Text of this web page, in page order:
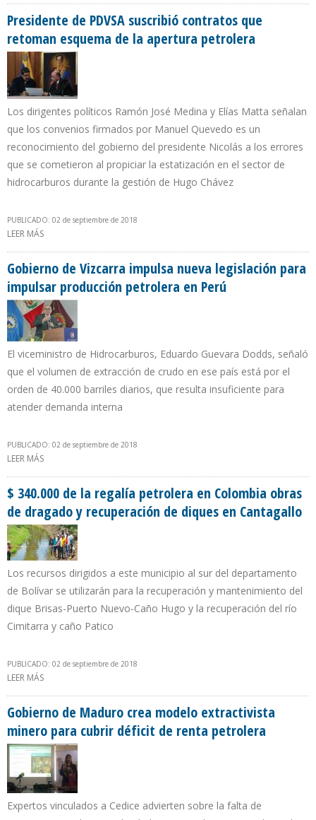
Presidente de PDVSA suscribió contratos que
retoman esquema de la apertura petrolera
Los dirigentes políticos Ramón José Medina y Elías Matta señalan
que los convenios firmados por Manuel Quevedo es un
reconocimiento del gobierno del presidente Nicolás a los errores
que se cometieron al propiciar la estatización en el sector de
hidrocarburos durante la gestión de Hugo Chávez
PUBLICADO: 02 de septiembre de 2018
LEER MÁS
Gobierno de Vizcarra impulsa nueva legislación para
impulsar producción petrolera en Perú
El viceministro de Hidrocarburos, Eduardo Guevara Dodds, señaló
que el volumen de extracción de crudo en ese país está por el
orden de 40.000 barriles diarios, que resulta insuficiente para
atender demanda interna
PUBLICADO: 02 de septiembre de 2018
LEER MÁS
$ 340.000 de la regalía petrolera en Colombia obras
de dragado y recuperación de diques en Cantagallo
Los recursos dirigidos a este municipio al sur del departamento
de Bolívar se utilizarán para la recuperación y mantenimiento del
dique Brisas-Puerto Nuevo-Caño Hugo y la recuperación del río
Cimitarra y caño Patico
PUBLICADO: 02 de septiembre de 2018
LEER MÁS
Gobierno de Maduro crea modelo extractivista
minero para cubrir déficit de renta petrolera
Expertos vinculados a Cedice advierten sobre la falta de